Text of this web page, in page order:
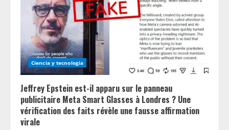
n
g Ciencia y tecnologia
Jeffrey Epstein est-il apparu sur le panneau
publicitaire Meta Smart Glasses à Londres ? Une
vérification des faits révèle une fausse affirmation
virale